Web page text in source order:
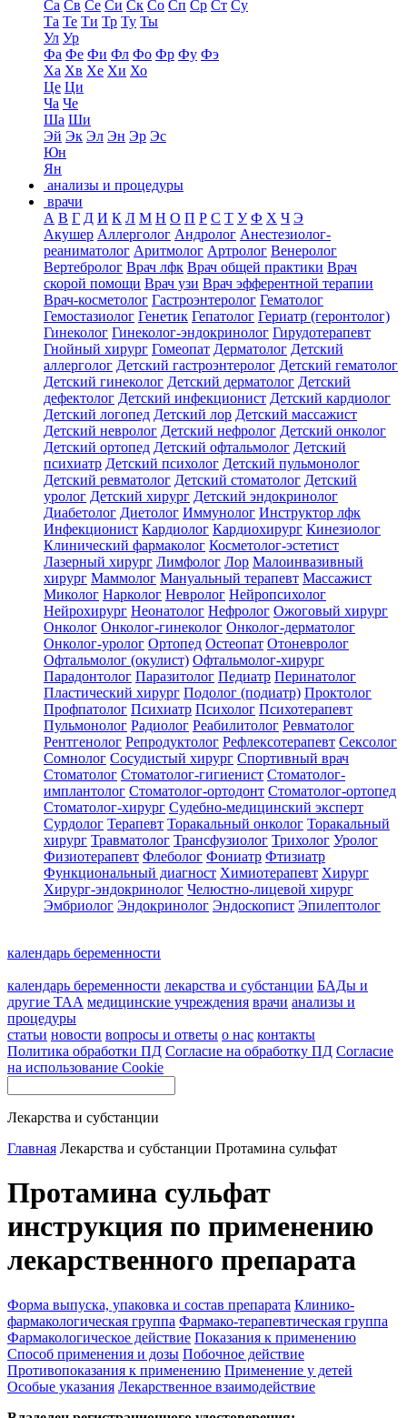
Са Св Се Си Ск Со Сп Ср Ст Су
Та Те Ти Тр Ту Ты
Ул Ур
Фа Фе Фи Фл Фо Фр Фу Фэ
Ха Хв Хе Хи Хо
Це Ци
Ча Че
Ша Ши
Эй Эк Эл Эн Эр Эс
Юн
Ян
анализы и процедуры
врачи
А В Г Д И К Л М Н О П Р С Т У Ф Х Ч Э
Акушер Аллерголог Андролог Анестезиолог-
реаниматолог Аритмолог Артролог Венеролог
Вертебролог Врач лфк Врач общей практики Врач
скорой помощи Врач узи Врач эфферентной терапии
Врач-косметолог Гастроэнтеролог Гематолог
Гемостазиолог Генетик Гепатолог Гериатр (геронтолог)
Гинеколог Гинеколог-эндокринолог Гирудотерапевт
Гнойный хирург Гомеопат Дерматолог Детский
аллерголог Детский гастроэнтеролог Детский гематолог
Детский гинеколог Детский дерматолог Детский
дефектолог Детский инфекционист Детский кардиолог
Детский логопед Детский лор Детский массажист
Детский невролог Детский нефролог Детский онколог
Детский ортопед Детский офтальмолог Детский
психиатр Детский психолог Детский пульмонолог
Детский ревматолог Детский стоматолог Детский
уролог Детский хирург Детский эндокринолог
Диабетолог Диетолог Иммунолог Инструктор лфк
Инфекционист Кардиолог Кардиохирург Кинезиолог
Клинический фармаколог Косметолог-эстетист
Лазерный хирург Лимфолог Лор Малоинвазивный
хирург Маммолог Мануальный терапевт Массажист
Миколог Нарколог Невролог Нейропсихолог
Нейрохирург Неонатолог Нефролог Ожоговый хирург
Онколог Онколог-гинеколог Онколог-дерматолог
Онколог-уролог Ортопед Остеопат Отоневролог
Офтальмолог (окулист) Офтальмолог-хирург
Парадонтолог Паразитолог Педиатр Перинатолог
Пластический хирург Подолог (подиатр) Проктолог
Профпатолог Психиатр Психолог Психотерапевт
Пульмонолог Радиолог Реабилитолог Ревматолог
Рентгенолог Репродуктолог Рефлексотерапевт Сексолог
Сомнолог Сосудистый хирург Спортивный врач
Стоматолог Стоматолог-гигиенист Стоматолог-
имплантолог Стоматолог-ортодонт Стоматолог-ортопед
Стоматолог-хирург Судебно-медицинский эксперт
Сурдолог Терапевт Торакальный онколог Торакальный
хирург Травматолог Трансфузиолог Трихолог Уролог
Физиотерапевт Флеболог Фониатр Фтизиатр
Функциональный диагност Химиотерапевт Хирург
Хирург-эндокринолог Челюстно-лицевой хирург
Эмбриолог Эндокринолог Эндоскопист Эпилептолог
календарь беременности
календарь беременности лекарства и субстанции БАДы и
другие ТАА медицинские учреждения врачи анализы и
процедуры
статьи новости вопросы и ответы о нас контакты
Политика обработки ПД Согласие на обработку ПД Согласие
на использование Cookie
Лекарства и субстанции
Главная Лекарства и субстанции Протамина сульфат
Протамина сульфат
инструкция по применению
лекарственного препарата
Форма выпуска, упаковка и состав препарата Клинико-
фармакологическая группа Фармако-терапевтическая группа
Фармакологическое действие Показания к применению
Способ применения и дозы Побочное действие
Противопоказания к применению Применение у детей
Особые указания Лекарственное взаимодействие